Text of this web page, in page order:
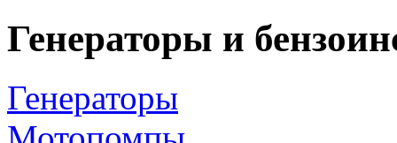
Генераторы и
Генераторы